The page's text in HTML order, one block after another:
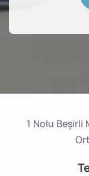
1 Nolu Beşirli